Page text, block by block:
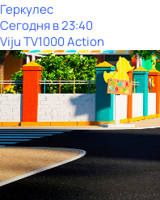
Геркулес
Сегодня в 23:40
Viju TV1000 Action